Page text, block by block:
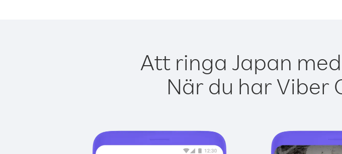
Att ringa Japan
När du har Viber